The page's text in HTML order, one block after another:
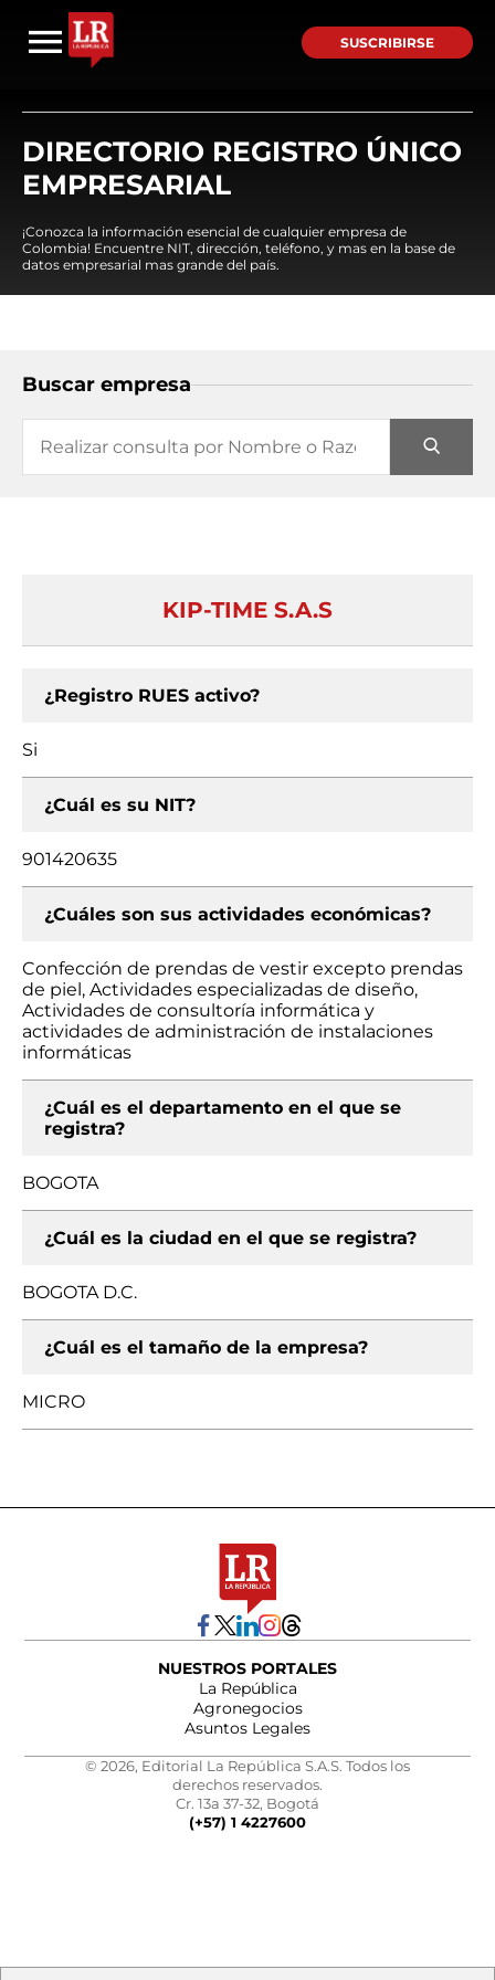
SUSCRIBIRSE
DIRECTORIO REGISTRO ÚNICO
EMPRESARIAL
¡Conozca la información esencial de cualquier empresa de
Colombia! Encuentre NIT, dirección, teléfono, y mas en la base de
datos empresarial mas grande del país.
Buscar empresa
KIP-TIME S.A.S
¿Registro RUES activo?
Si
¿Cuál es su NIT?
901420635
¿Cuáles son sus actividades económicas?
Confección de prendas de vestir excepto prendas
de piel, Actividades especializadas de diseño,
Actividades de consultoría informática y
actividades de administración de instalaciones
informáticas
¿Cuál es el departamento en el que se
registra?
BOGOTA
¿Cuál es la ciudad en el que se registra?
BOGOTA D.C.
¿Cuál es el tamaño de la empresa?
MICRO
NUESTROS PORTALES
La República
Agronegocios
Asuntos Legales
© 2026, Editorial La República S.A.S. Todos los
derechos reservados.
Cr. 13a 37-32, Bogotá
(+57) 1 4227600